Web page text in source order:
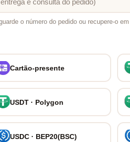
o número do pedido ou recupere-o em
Cartão-presente
USDT · Polygon
USDC · BEP20(BSC)